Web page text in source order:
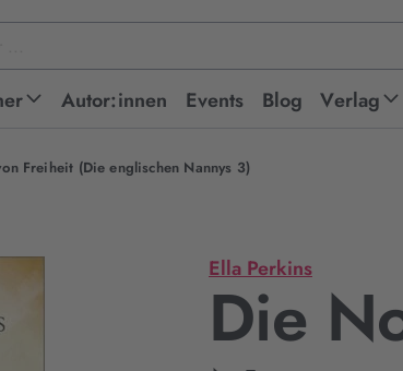
Autor:innen Events Blog Verlag
Freiheit (Die englischen Nannys 3)
Ella Perkins
Die